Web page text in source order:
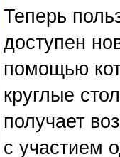
Теперь
доступен
помощью
круглые
получает
с участием